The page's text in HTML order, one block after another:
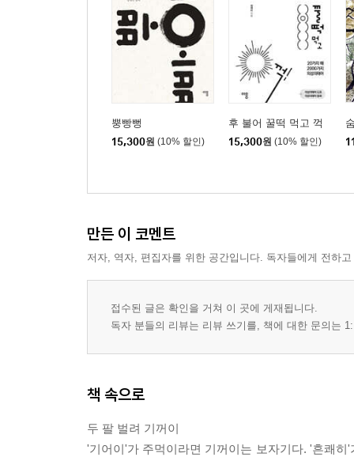
겨우 - 그것밖에? 그거라도!
도무지 - 숨 쉴 수 없어
차라리 - 어쩌란 말이냐
고즈넉이 - 넋을 놓고
고이 - 꽃이
뿡빵뻥
15,300원 (10% 할인)
후 불어 꿀떡 먹고 꺽
15,300원 (10% 할인)
만든 이 코멘트
저자, 역자, 편집자를 위한 공간입니다. 독자들에게 전하
접수된 글은 확인을 거쳐 이 곳에 게재됩니다.
독자 분들의 리뷰는 리뷰 쓰기를, 책에 대한 문의는
책 속으로
두 팔 벌려 기꺼이
'기어이'가 주먹이라면 기꺼이는 보자기다. '흔쾌